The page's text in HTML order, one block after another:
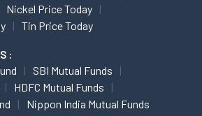
Nickel Price Today
Tin Price Today
:
SBI Mutual Funds
HDFC Mutual Funds
Nippon India Mutual Funds